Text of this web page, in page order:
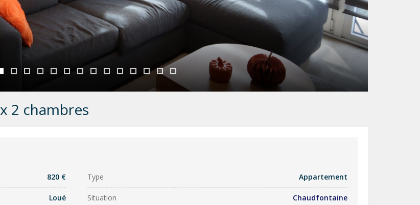
2 chambres
820 € Type Appartement
Loué Situation Chaudfontaine